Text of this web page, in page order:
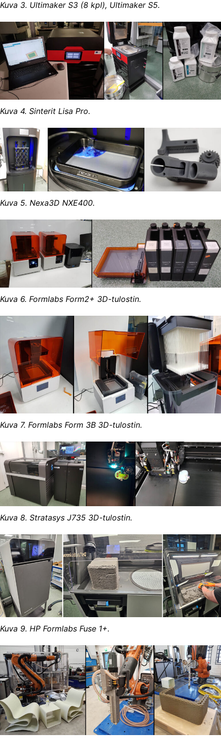
Kuva 3. Ultimaker S3 (8 kpl), Ultimaker S5.
Kuva 4. Sinterit Lisa Pro.
Kuva 5. Nexa3D NXE400.
Kuva 6. Formlabs Form2+ 3D-tulostin.
Kuva 7. Formlabs Form 3B 3D-tulostin.
Kuva 8. Stratasys J735 3D-tulostin.
Kuva 9. HP Formlabs Fuse 1+.